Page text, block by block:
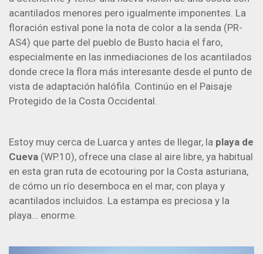
acantilados menores pero igualmente imponentes. La
floración estival pone la nota de color a la senda (PR-
AS4) que parte del pueblo de Busto hacia el faro,
especialmente en las inmediaciones de los acantilados
donde crece la flora más interesante desde el punto de
vista de adaptación halófila. Continúo en el Paisaje
Protegido de la Costa Occidental.
Estoy muy cerca de Luarca y antes de llegar, la playa de
Cueva (WP.10), ofrece una clase al aire libre, ya habitual
en esta gran ruta de ecotouring por la Costa asturiana,
de cómo un río desemboca en el mar, con playa y
acantilados incluidos. La estampa es preciosa y la
playa… enorme.